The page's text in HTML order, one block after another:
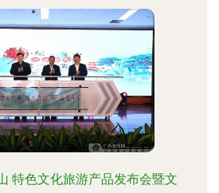
特色文化旅游产品发布会暨文